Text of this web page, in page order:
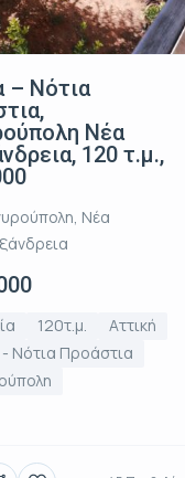
– Νότια
Νέα
120 τ.μ.,
Νέα
120τ.μ.
Αττική
Νότια Προάστια